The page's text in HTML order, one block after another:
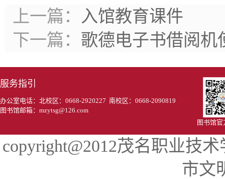
上一篇：
入馆教育课件
下一篇： 歌德电子书借阅机
服务指引
办公室电话：北校区：0668-2920227 南校区：0668-2090819
图书馆邮箱：mzytsg@126.com
图书馆
copyright@2012茂名职业技
市文